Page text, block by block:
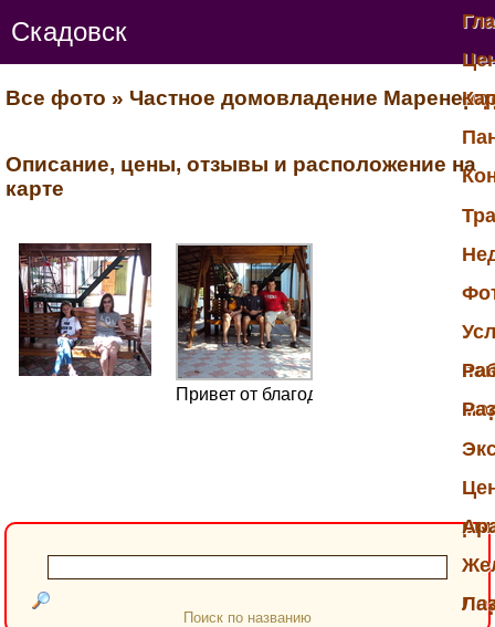
Скадовск
Все фото » Частное домовладение Маренеро
Описание, цены, отзывы и расположение на
карте
Привет от благодарных Киевлян.
Поиск по названию